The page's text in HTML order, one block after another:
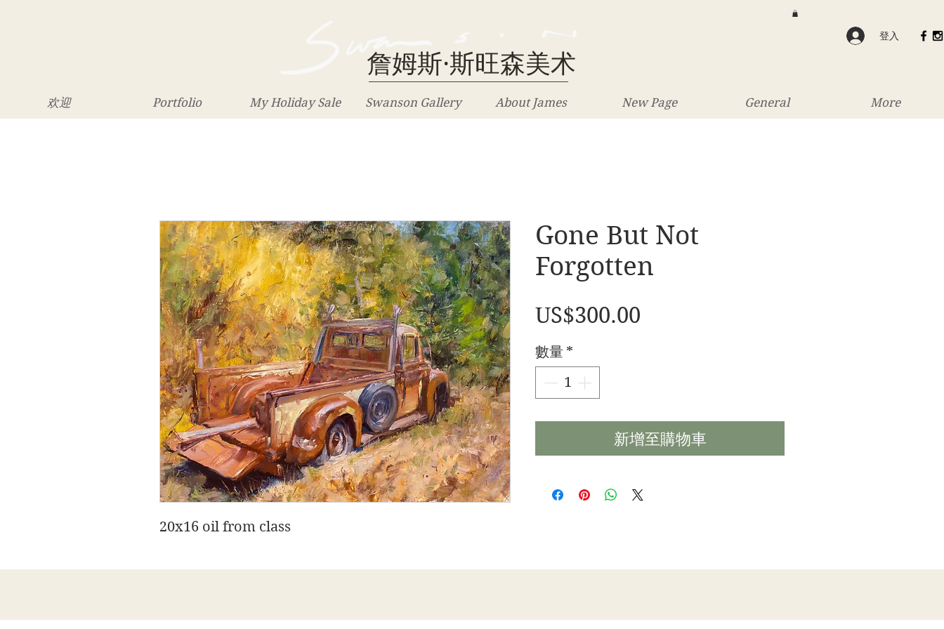
登入
詹姆斯·斯旺森美术
欢迎 Portfolio My Holiday Sale Swanson Gallery About James New Page General More
20x16 oil from class
Gone But Not
Forgotten
US$300.00
數量 *
新增至購物車